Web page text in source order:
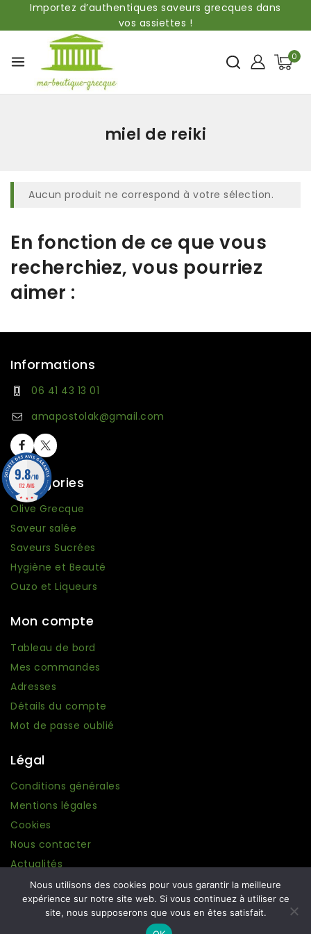
Importez d’authentiques saveurs grecques dans
vos assiettes !
0
miel de reiki
Aucun produit ne correspond à votre sélection.
En fonction de ce que vous
recherchiez, vous pourriez
aimer :
Informations
06 41 43 13 01
amapostolak@gmail.com
Catégories
Olive Grecque
Saveur salée
Saveurs Sucrées
Hygiène et Beauté
Ouzo et Liqueurs
Mon compte
Tableau de bord
Mes commandes
Adresses
Détails du compte
Mot de passe oublié
Légal
Conditions générales
Mentions légales
Cookies
Nous contacter
Actualités
© 2026 Ma boutique Grecque. Conception :Amplifeo.
Nous utilisons des cookies pour vous garantir la meilleure
expérience sur notre site web. Si vous continuez à utiliser ce
site, nous supposerons que vous en êtes satisfait.
9.8/10
172 AVIS